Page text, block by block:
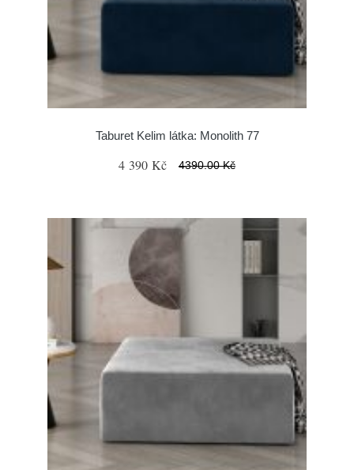
Taburet Kelim látka: Monolith 77
4 390 Kč 4390.00 Kč